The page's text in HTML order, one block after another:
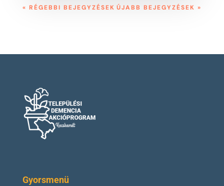
« RÉGEBBI BEJEGYZÉSEK ÚJABB BEJEGYZÉSEK »
Gyorsmenü